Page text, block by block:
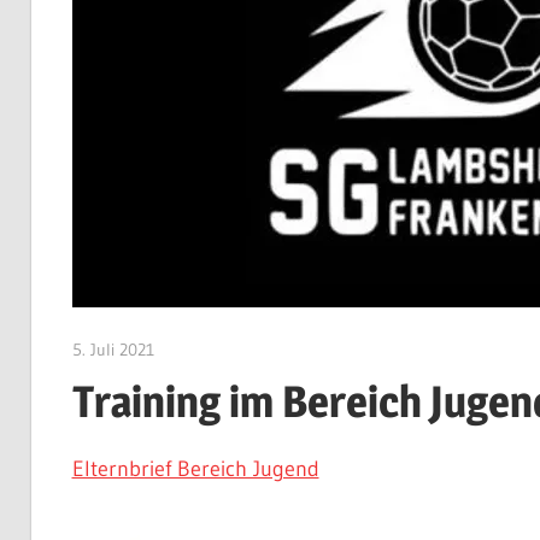
5. Juli 2021CWingerter
Training im Bereich
Elternbrief Bereich Jugend